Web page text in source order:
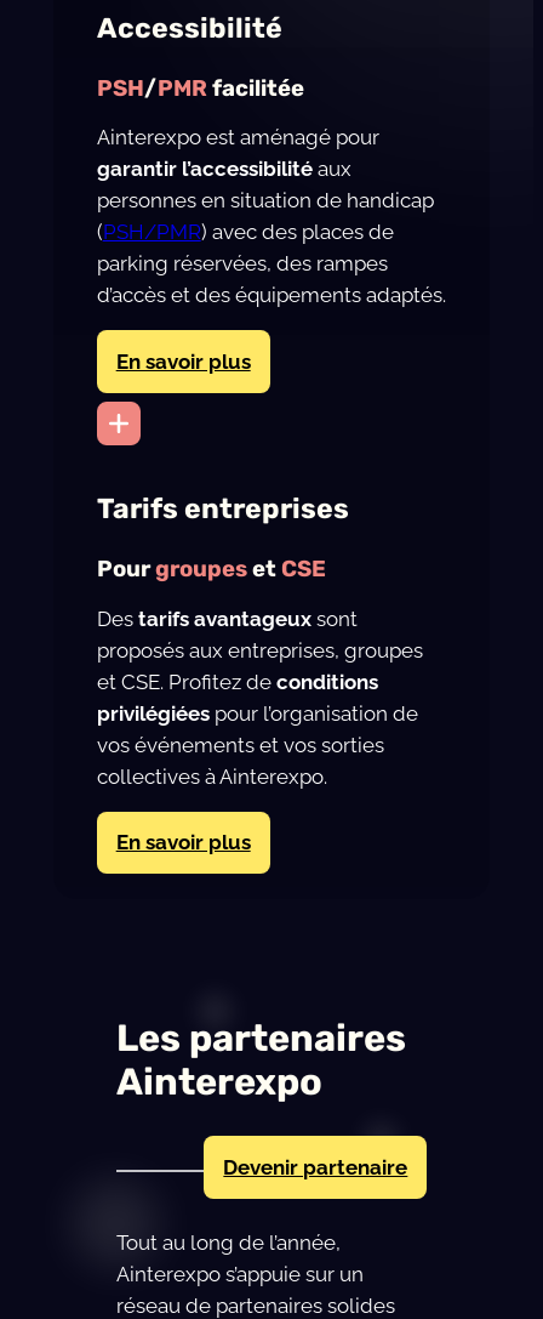
Accessibilité
PSH/PMRfacilitée
Ainterexpo est aménagé pour
garantir l’accessibilitéaux
personnes en situation de handicap
(PSH/PMR) avec des places de
parking réservées, des rampes
d’accès et des équipements adaptés.
En savoir plus
Tarifs entreprises
PourgroupesetCSE
Des tarifs avantageuxsont
proposés aux entreprises, groupes
et CSE. Profitez de conditions
privilégiéespour l’organisation de
vos événements et vos sorties
collectives à Ainterexpo.
En savoir plus
Les partenaires
Ainterexpo
Devenir partenaire
Tout au long de l’année,
Ainterexpo s’appuie sur un
réseau de partenaires solides